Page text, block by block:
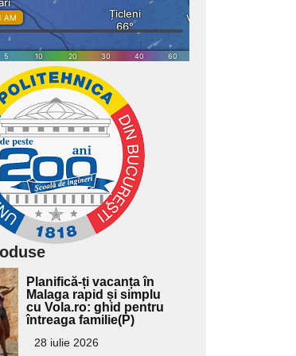
Planifică-ți vacanța în
Malaga rapid și simplu
cu Vola.ro: ghid pentru
întreaga familie(P)
28 iulie 2026